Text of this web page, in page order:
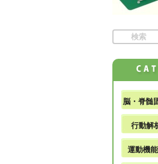
脳・脊髄
行動解
運動機